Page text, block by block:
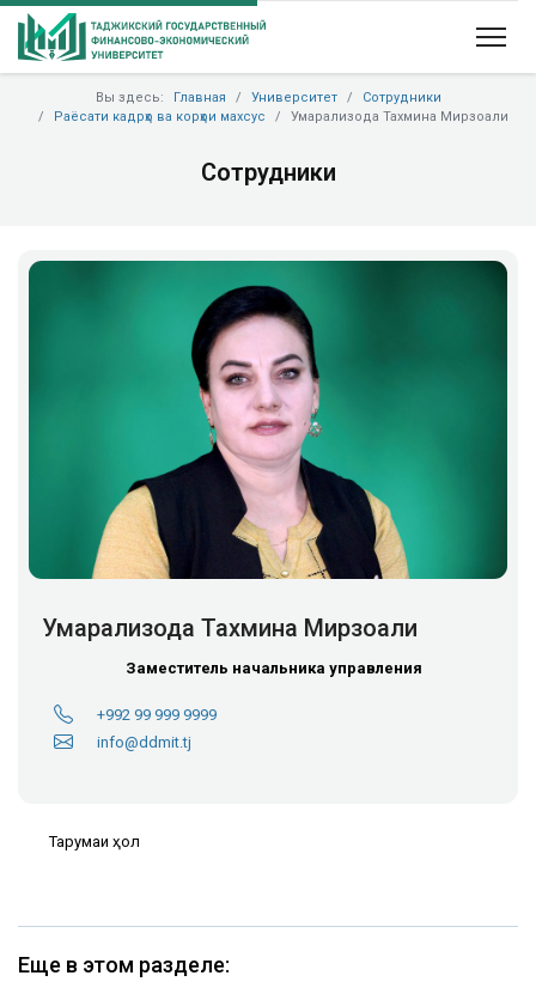
Вы здесь: Главная Университет
Сотрудники
Раёсати кадрҳо ва корҳои махсус
Умарализода Тахмина Мирзоали
Сотрудники
Умарализода Тахмина Мирзоали
Заместитель начальника управления
+992 99 999 9999
info@ddmit.tj
Тарҷумаи ҳол
Еще в этом разделе: